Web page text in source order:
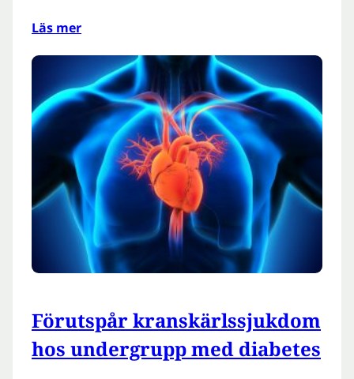
Läs mer
Förutspår kranskärlssjukdom
hos undergrupp med diabetes